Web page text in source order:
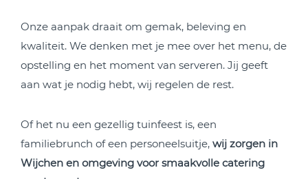
Onze aanpak draait om gemak, beleving en
kwaliteit. We denken met je mee over het menu, de
opstelling en het moment van serveren. Jij geeft
aan wat je nodig hebt, wij regelen de rest.
Of het nu een gezellig tuinfeest is, een
familiebrunch of een personeelsuitje, wij zorgen in
Wijchen en omgeving voor smaakvolle catering